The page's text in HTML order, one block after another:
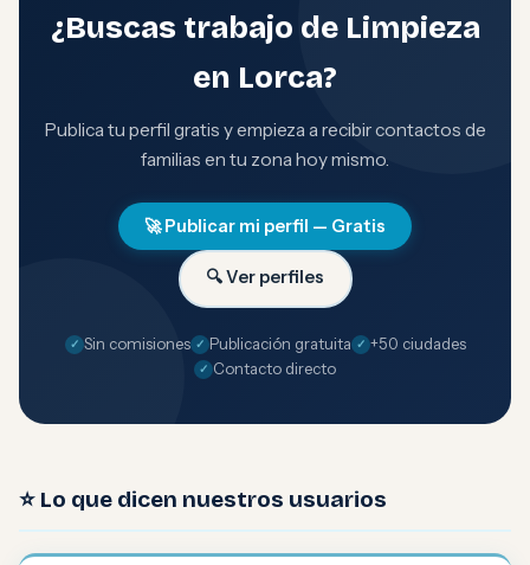
¿Buscas trabajo de Limpieza
en Lorca?
Publica tu perfil gratis y empieza a recibir contactos de
familias en tu zona hoy mismo.
🚀 Publicar mi perfil — Gratis
🔍 Ver perfiles
Sin comisiones Publicación gratuita
+50 ciudades
Contacto directo
⭐ Lo que dicen nuestros usuarios